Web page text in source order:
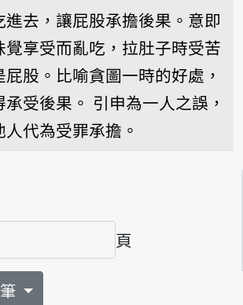
進去，讓屁股承擔後果。意即
覺享受而亂吃，拉肚子時受苦
屁股。比喻貪圖一時的好處，
承受後果。 引申為一人之誤，
人代為受罪承擔。
頁